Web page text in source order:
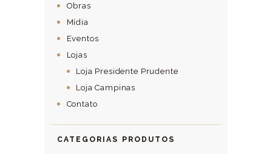
Obras
Mídia
Eventos
Lojas
Loja Presidente Prudente
Loja Campinas
Contato
CATEGORIAS PRODUTOS